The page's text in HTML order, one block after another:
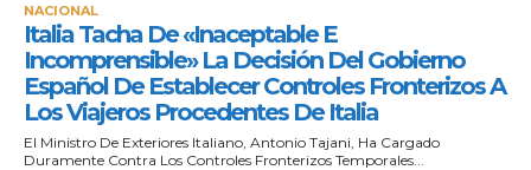
NACIONAL
Italia Tacha De «inaceptable E
Incomprensible» La Decisión Del Gobierno
Español De Establecer Controles Fronterizos A
Los Viajeros Procedentes De Italia
El Ministro De Exteriores Italiano, Antonio Tajani, Ha Cargado
Duramente Contra Los Controles Fronterizos Temporales...